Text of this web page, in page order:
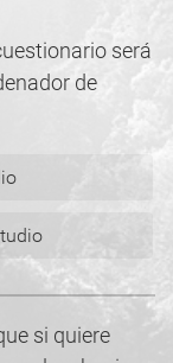
será
de
si quiere